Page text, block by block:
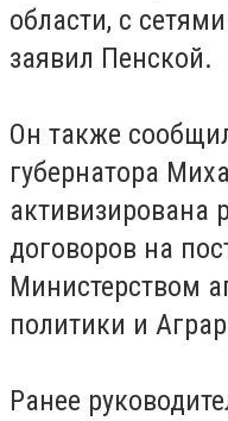
области, с
заявил Пенской.
Он также
губернатора
активизирована
договоров на
Министерством
политики и
Ранее